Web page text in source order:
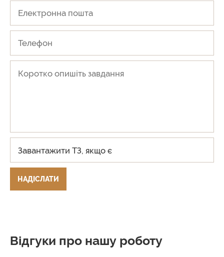
Завантажити ТЗ, якщо є
НАДІСЛАТИ
Відгуки про нашу роботу